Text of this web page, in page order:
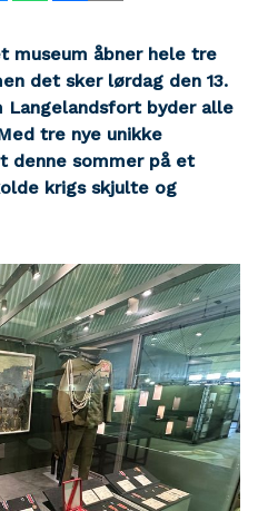
museum åbner hele tre
det sker lørdag den 13.
Langelandsfort byder alle
tre nye unikke
sommer på et
krigs skjulte og